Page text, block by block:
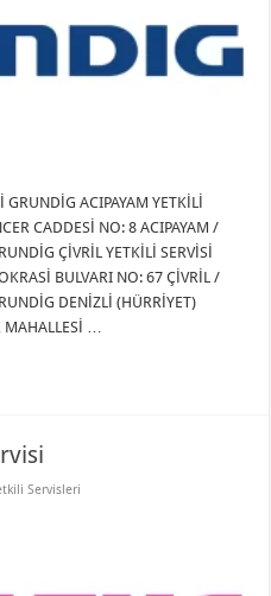
ACIPAYAM YETKİLİ
CADDESİ NO: 8 ACIPAYAM /
ÇİVRİL YETKİLİ SERVİSİ
BULVARI NO: 67 ÇİVRİL /
DENİZLİ (HÜRRİYET)
MAHALLESİ …
Servisleri